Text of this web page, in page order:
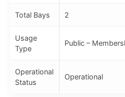
Total Bays 2
Usage
Type
Public –
Operational
Status
Operational